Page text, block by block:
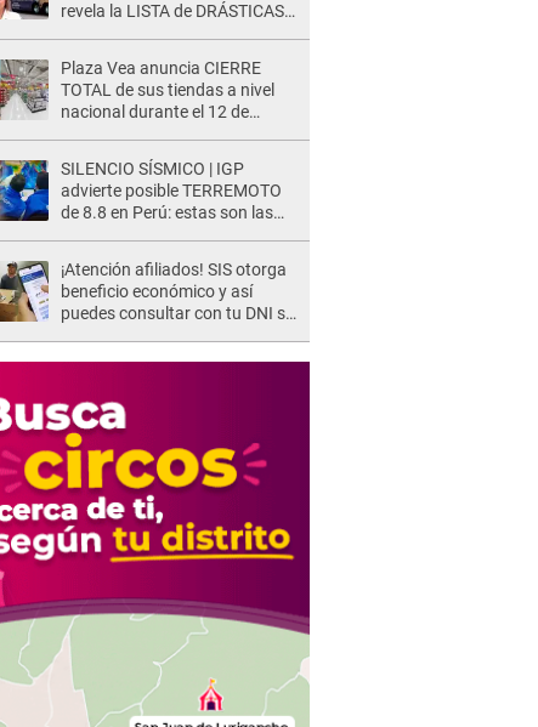
revela la LISTA de DRÁSTICAS
Naldy Saldaña
Plaza Vea anuncia CIERRE
TOTAL de sus tiendas a nivel
nacional durante el 12 de
SILENCIO SÍSMICO | IGP
advierte posible TERREMOTO
de 8.8 en Perú: estas son las
¡Atención afiliados! SIS otorga
beneficio económico y así
puedes consultar con tu DNI si